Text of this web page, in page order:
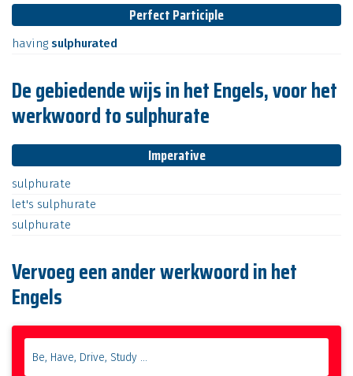
Perfect Participle
having sulphurated
De gebiedende wijs in het Engels, voor het
werkwoord to sulphurate
Imperative
sulphurate
let's sulphurate
sulphurate
Vervoeg een ander werkwoord in het
Engels